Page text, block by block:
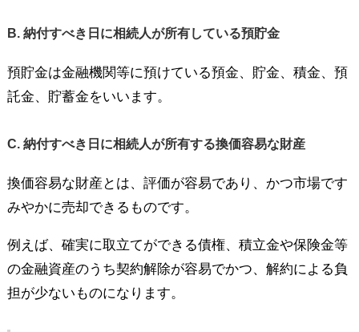
B. 納付すべき日に相続人が所有している預貯金
預貯金は金融機関等に預けている預金、貯金、積金、預
託金、貯蓄金をいいます。
C. 納付すべき日に相続人が所有する換価容易な財産
換価容易な財産とは、評価が容易であり、かつ市場です
みやかに売却できるものです。
例えば、確実に取立てができる債権、積立金や保険金等
の金融資産のうち契約解除が容易でかつ、解約による負
担が少ないものになります。